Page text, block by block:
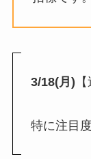
3/18(月)
特に注目